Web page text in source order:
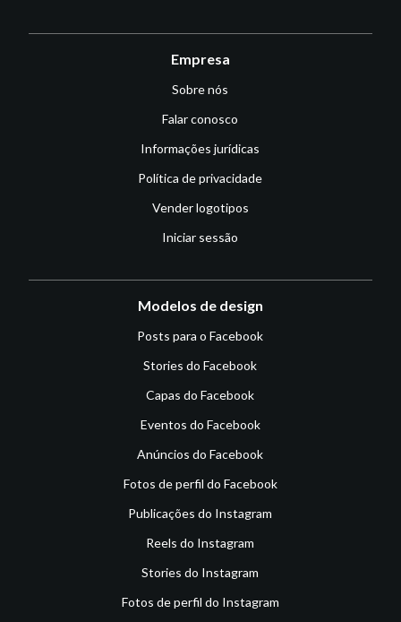
Empresa
Sobre nós
Falar conosco
Informações jurídicas
Política de privacidade
Vender logotipos
Iniciar sessão
Modelos de design
Posts para o Facebook
Stories do Facebook
Capas do Facebook
Eventos do Facebook
Anúncios do Facebook
Fotos de perfil do Facebook
Publicações do Instagram
Reels do Instagram
Stories do Instagram
Fotos de perfil do Instagram